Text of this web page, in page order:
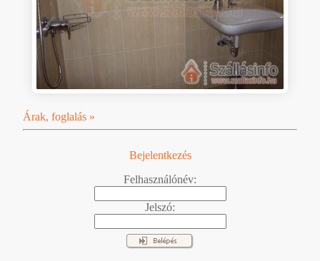
Árak, foglalás »
Bejelentkezés
Felhasználónév:
Jelszó: